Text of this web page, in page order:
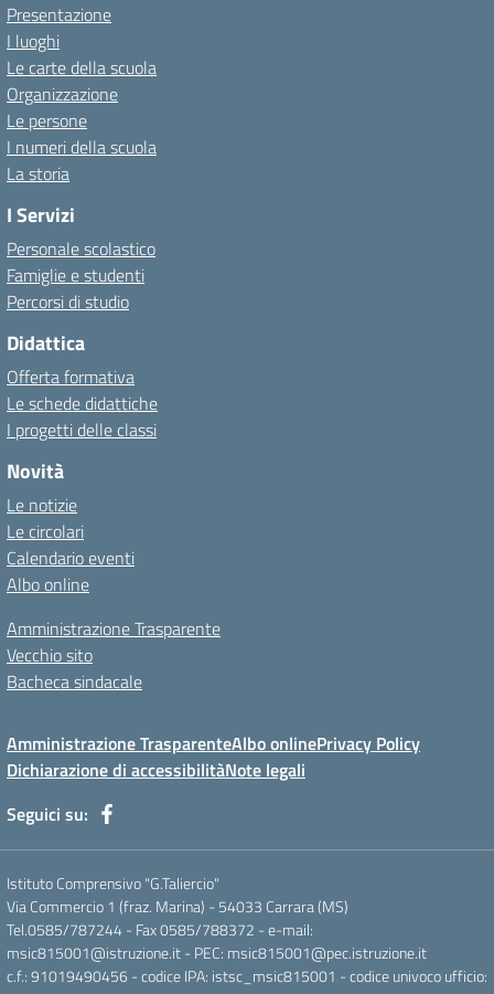
Presentazione
I luoghi
Le carte della scuola
Organizzazione
Le persone
I numeri della scuola
La storia
I Servizi
Personale scolastico
Famiglie e studenti
Percorsi di studio
Didattica
Offerta formativa
Le schede didattiche
I progetti delle classi
Novità
Le notizie
Le circolari
Calendario eventi
Albo online
Amministrazione Trasparente
Vecchio sito
Bacheca sindacale
Amministrazione TrasparenteAlbo onlinePrivacy Policy
Dichiarazione di accessibilitàNote legali
Seguici su:
Istituto Comprensivo "G.Taliercio"
Via Commercio 1 (fraz. Marina) - 54033 Carrara (MS)
Tel.0585/787244 - Fax 0585/788372 - e-mail:
msic815001@istruzione.it - PEC: msic815001@pec.istruzione.it
c.f.: 91019490456 - codice IPA: istsc_msic815001 - codice univoco ufficio: